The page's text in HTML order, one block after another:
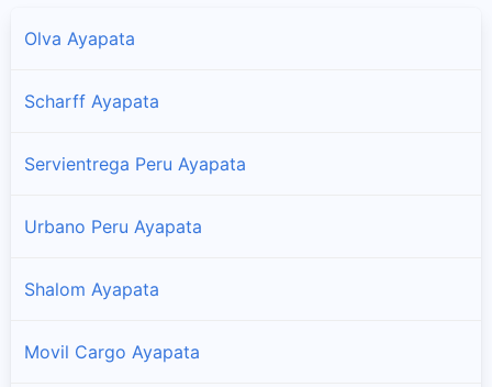
Olva Ayapata
Scharff Ayapata
Servientrega Peru Ayapata
Urbano Peru Ayapata
Shalom Ayapata
Movil Cargo Ayapata